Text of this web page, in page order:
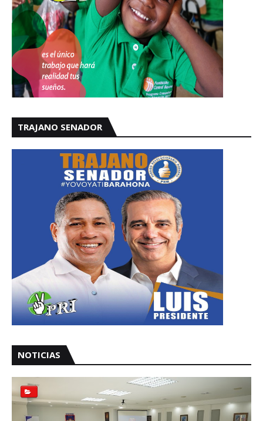
TRAJANO SENADOR
NOTICIAS